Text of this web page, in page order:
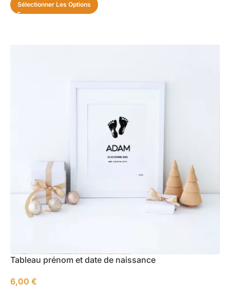
Sélectionner Les Options
Tableau prénom et date de naissance
6,00 €